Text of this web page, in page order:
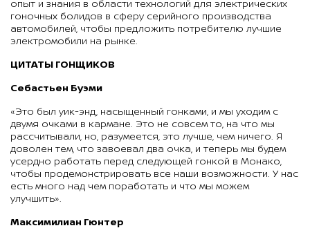
опыт и знания в области технологий для электрических
гоночных болидов в сферу серийного производства
автомобилей, чтобы предложить потребителю лучшие
электромобили на рынке.
ЦИТАТЫ ГОНЩИКОВ
Себастьен Буэми
«Это был уик-энд, насыщенный гонками, и мы уходим с
двумя очками в кармане. Это не совсем то, на что мы
рассчитывали, но, разумеется, это лучше, чем ничего. Я
доволен тем, что завоевал два очка, и теперь мы будем
усердно работать перед следующей гонкой в Монако,
чтобы продемонстрировать все наши возможности. У нас
есть много над чем поработать и что мы можем
улучшить».
Максимилиан Гюнтер